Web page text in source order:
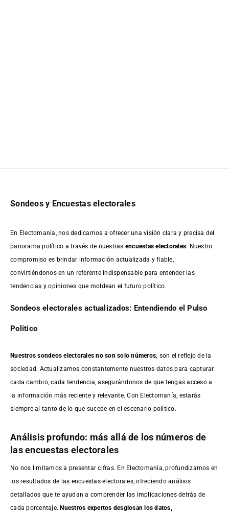
Sondeos y Encuestas electorales
En Electomanía, nos dedicamos a ofrecer una visión clara y precisa del
panorama político a través de nuestras encuestas electorales. Nuestro
compromiso es brindar información actualizada y fiable,
convirtiéndonos en un referente indispensable para entender las
tendencias y opiniones que moldean el futuro político.
Sondeos electorales actualizados: Entendiendo el Pulso
Político
Nuestros sondeos electorales no son solo números; son el reflejo de la
sociedad. Actualizamos constantemente nuestros datos para capturar
cada cambio, cada tendencia, asegurándonos de que tengas acceso a
la información más reciente y relevante. Con Electomanía, estarás
siempre al tanto de lo que sucede en el escenario político.
Análisis profundo: más allá de los números de
las encuestas electorales
No nos limitamos a presentar cifras. En Electomanía, profundizamos en
los resultados de las encuestas electorales, ofreciendo análisis
detallados que te ayudan a comprender las implicaciones detrás de
cada porcentaje.Nuestros expertos desglosan los datos,